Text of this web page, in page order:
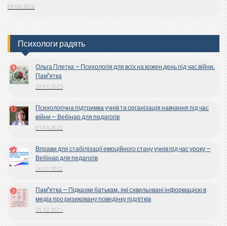
09.06.2026
Психологи радять
Ольга Плетка – Психологія для всіх на кожен день під час війни.
Пам’ятка
20.01.2025
Психологічна підтримка учнів та організація навчання під час
війни – Вебінар для педагогів
01.04.2022
Вправи для стабілізації емоційного стану учнів під час уроку –
Вебінар для педагогів
26.03.2022
Пам’ятка – Підказки батькам, які схвильовані інформацією в
медіа про ризиковану поведінку підлітків
20.12.2021